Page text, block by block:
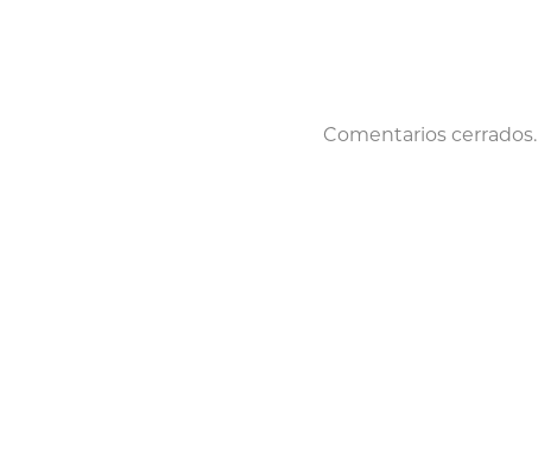
Comentarios cerrados.